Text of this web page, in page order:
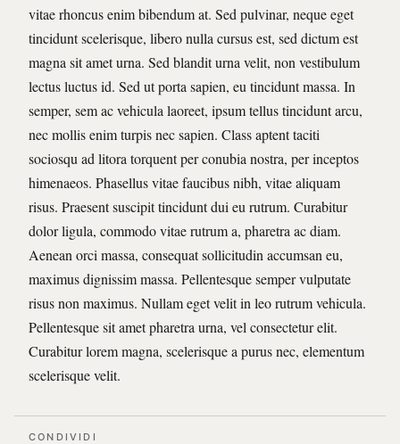
vitae rhoncus enim bibendum at. Sed pulvinar, neque eget
tincidunt scelerisque, libero nulla cursus est, sed dictum est
magna sit amet urna. Sed blandit urna velit, non vestibulum
lectus luctus id. Sed ut porta sapien, eu tincidunt massa. In
semper, sem ac vehicula laoreet, ipsum tellus tincidunt arcu,
nec mollis enim turpis nec sapien. Class aptent taciti
sociosqu ad litora torquent per conubia nostra, per inceptos
himenaeos. Phasellus vitae faucibus nibh, vitae aliquam
risus. Praesent suscipit tincidunt dui eu rutrum. Curabitur
dolor ligula, commodo vitae rutrum a, pharetra ac diam.
Aenean orci massa, consequat sollicitudin accumsan eu,
maximus dignissim massa. Pellentesque semper vulputate
risus non maximus. Nullam eget velit in leo rutrum vehicula.
Pellentesque sit amet pharetra urna, vel consectetur elit.
Curabitur lorem magna, scelerisque a purus nec, elementum
scelerisque velit.
CONDIVIDI